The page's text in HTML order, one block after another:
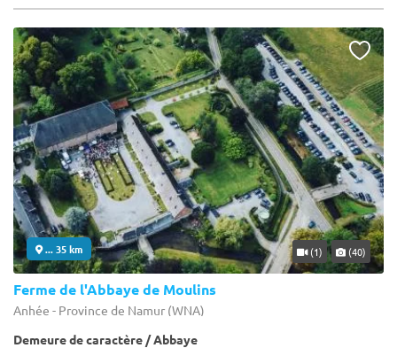
... 35 km (1) (40)
Ferme de l'Abbaye de Moulins
Anhée - Province de Namur (WNA)
Demeure de caractère / Abbaye